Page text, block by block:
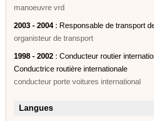
manoeuvre vrd
2003 - 2004: Responsable de transport
organisteur de transport
1998 - 2002 : Conducteur routier
Conductrice routière internationale
conducteur porte voitures international
Langues